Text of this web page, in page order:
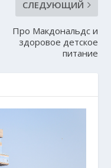
СЛЕДУЮЩИЙ
Про Макдональдс и
здоровое детское
питание